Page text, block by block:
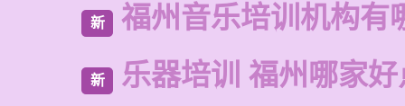
新 福州音乐培训机构有
新 乐器培训 福州哪家好